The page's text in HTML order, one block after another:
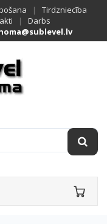
|
Tirdzniecība
|
Darbs